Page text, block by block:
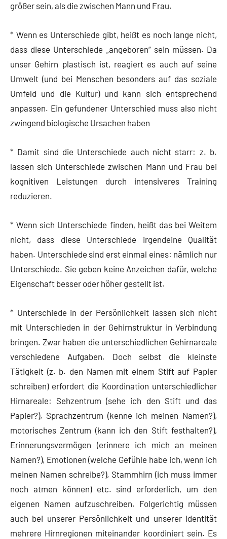
größer sein, als die zwischen Mann und Frau.
* Wenn es Unterschiede gibt, heißt es noch lange nicht,
dass diese Unterschiede „angeboren“ sein müssen. Da
unser Gehirn plastisch ist, reagiert es auch auf seine
Umwelt (und bei Menschen besonders auf das soziale
Umfeld und die Kultur) und kann sich entsprechend
anpassen. Ein gefundener Unterschied muss also nicht
zwingend biologische Ursachen haben
* Damit sind die Unterschiede auch nicht starr: z. b.
lassen sich Unterschiede zwischen Mann und Frau bei
kognitiven Leistungen durch intensiveres Training
reduzieren.
* Wenn sich Unterschiede finden, heißt das bei Weitem
nicht, dass diese Unterschiede irgendeine Qualität
haben. Unterschiede sind erst einmal eines: nämlich nur
Unterschiede. Sie geben keine Anzeichen dafür, welche
Eigenschaft besser oder höher gestellt ist.
* Unterschiede in der Persönlichkeit lassen sich nicht
mit Unterschieden in der Gehirnstruktur in Verbindung
bringen. Zwar haben die unterschiedlichen Gehirnareale
verschiedene Aufgaben. Doch selbst die kleinste
Tätigkeit (z. b. den Namen mit einem Stift auf Papier
schreiben) erfordert die Koordination unterschiedlicher
Hirnareale: Sehzentrum (sehe ich den Stift und das
Papier?), Sprachzentrum (kenne ich meinen Namen?),
motorisches Zentrum (kann ich den Stift festhalten?),
Erinnerungsvermögen (erinnere ich mich an meinen
Namen?), Emotionen (welche Gefühle habe ich, wenn ich
meinen Namen schreibe?), Stammhirn (ich muss immer
noch atmen können) etc. sind erforderlich, um den
eigenen Namen aufzuschreiben. Folgerichtig müssen
auch bei unserer Persönlichkeit und unserer Identität
mehrere Hirnregionen miteinander koordiniert sein. Es